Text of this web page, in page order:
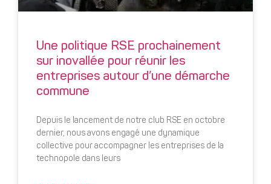
Une politique RSE prochainement
sur inovallée pour réunir les
entreprises autour d’une démarche
commune
Depuis le lancement de notre club RSE en octobre
dernier, nous avons engagé une dynamique
collective pour accompagner les entreprises de la
technopole dans leurs